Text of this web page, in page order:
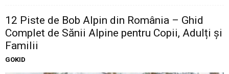
12 Piste de Bob Alpin din România – Ghid
Complet de Sănii Alpine pentru Copii, Adulți și
Familii
GOKID